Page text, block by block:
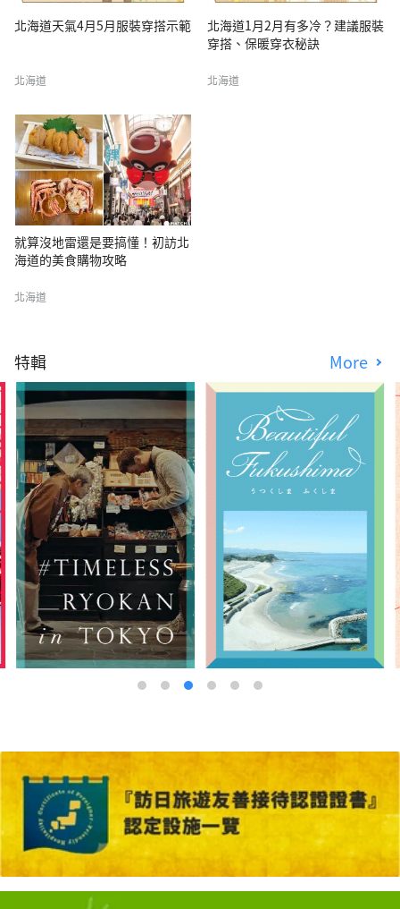
北海道天氣4月5月服裝穿搭示範
北海道
北海道1月2月有多冷？建議服裝
穿搭、保暖穿衣秘訣
北海道
就算沒地雷還是要搞懂！初訪北
海道的美食購物攻略
北海道
特輯 More